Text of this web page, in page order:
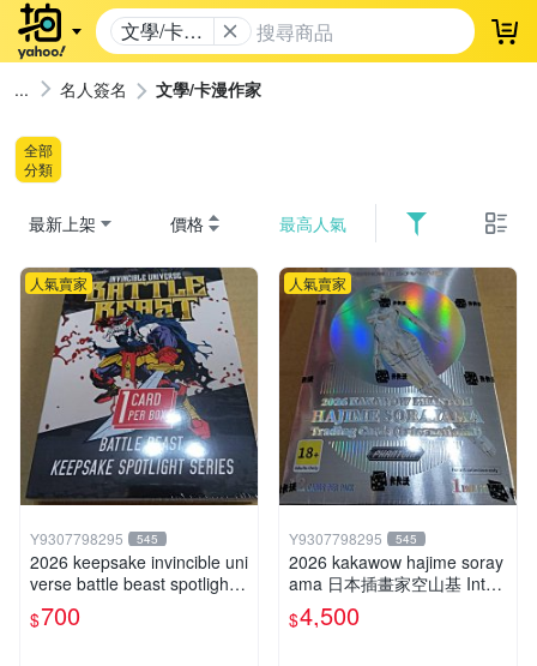
文學/卡漫
作家
登
名人簽名 文學/卡漫作家
全部
分類
最新上架 價格 最高人氣
人氣賣家
Y9307798295 545
2026 keepsake invincible uni
verse battle beast spotlight
戰鬥野獸簽名盒卡
$700
人氣賣家
Y9307798295 545
2026 kakawow hajime soray
ama 日本插畫家空山基 Inter
national國際版官方收藏簽名
盒卡
$4,500